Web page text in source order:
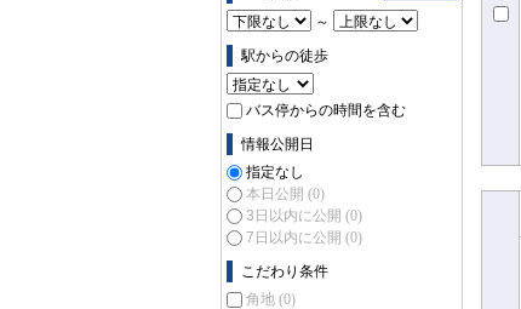
～
駅からの徒歩
バス停からの時間を含む
情報公開日
指定なし
本日公開 (0)
3日以内に公開 (0)
7日以内に公開 (0)
こだわり条件
角地 (0)